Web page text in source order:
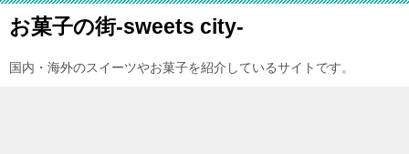
お菓子の街-sweets city-
国内・海外のスイーツやお菓子を紹介しているサイトです。